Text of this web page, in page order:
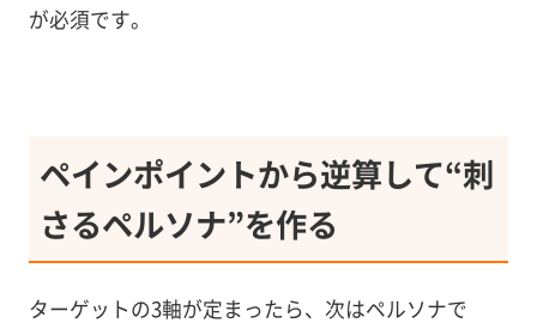
が必須です。
ペインポイントから逆算して“刺
さるペルソナ”を作る
ターゲットの3軸が定まったら、次はペルソナで